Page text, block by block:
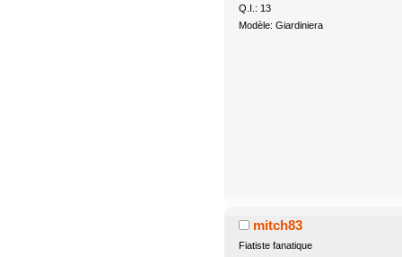
Q.I.: 13
Modèle: Giardiniera
mitch83
Fiatiste fanatique